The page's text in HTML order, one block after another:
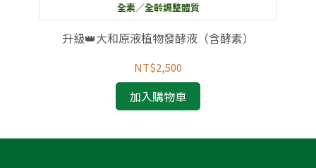
全素／全齡調整體質
升級👑大和原液植物發酵液（含酵素）
NT$2,500
加入購物車